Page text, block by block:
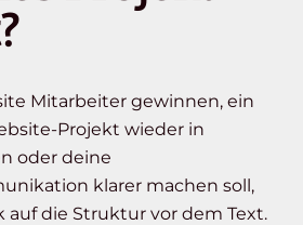
Mitarbeiter gewinnen, ein
Projekt wieder in
oder deine
klarer machen soll,
auf die Struktur vor dem Text.